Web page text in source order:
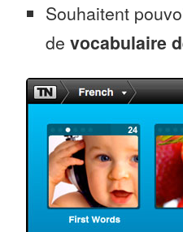
Souhaitent
de vocabulaire